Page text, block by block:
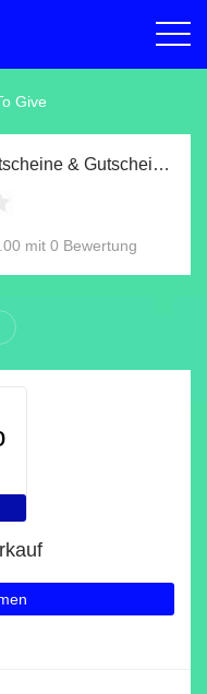
Give
Buy To Give Gutscheine & Gutscheincodes Aug 2026
mit 0 Bewertung